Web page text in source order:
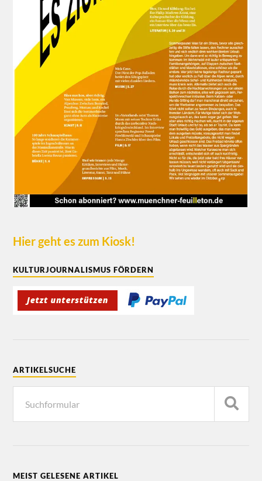
Hier geht es zum Kiosk!
KULTURJOURNALISMUS FÖRDERN
ARTIKELSUCHE
MEIST GELESENE ARTIKEL